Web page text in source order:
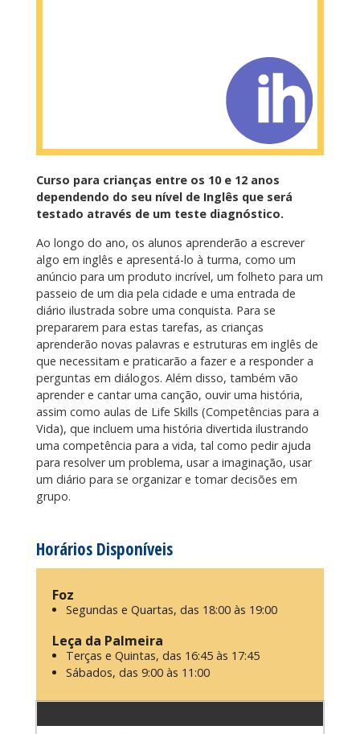
Curso para crianças entre os 10 e 12 anos
dependendo do seu nível de Inglês que será
testado através de um teste diagnóstico.
Ao longo do ano, os alunos aprenderão a escrever
algo em inglês e apresentá-lo à turma, como um
anúncio para um produto incrível, um folheto para um
passeio de um dia pela cidade e uma entrada de
diário ilustrada sobre uma conquista. Para se
prepararem para estas tarefas, as crianças
aprenderão novas palavras e estruturas em inglês de
que necessitam e praticarão a fazer e a responder a
perguntas em diálogos. Além disso, também vão
aprender e cantar uma canção, ouvir uma história,
assim como aulas de Life Skills (Competências para a
Vida), que incluem uma história divertida ilustrando
uma competência para a vida, tal como pedir ajuda
para resolver um problema, usar a imaginação, usar
um diário para se organizar e tomar decisões em
grupo.
Horários Disponíveis
Foz
Segundas e Quartas, das 18:00 às 19:00
Leça da Palmeira
Terças e Quintas, das 16:45 às 17:45
Sábados, das 9:00 às 11:00